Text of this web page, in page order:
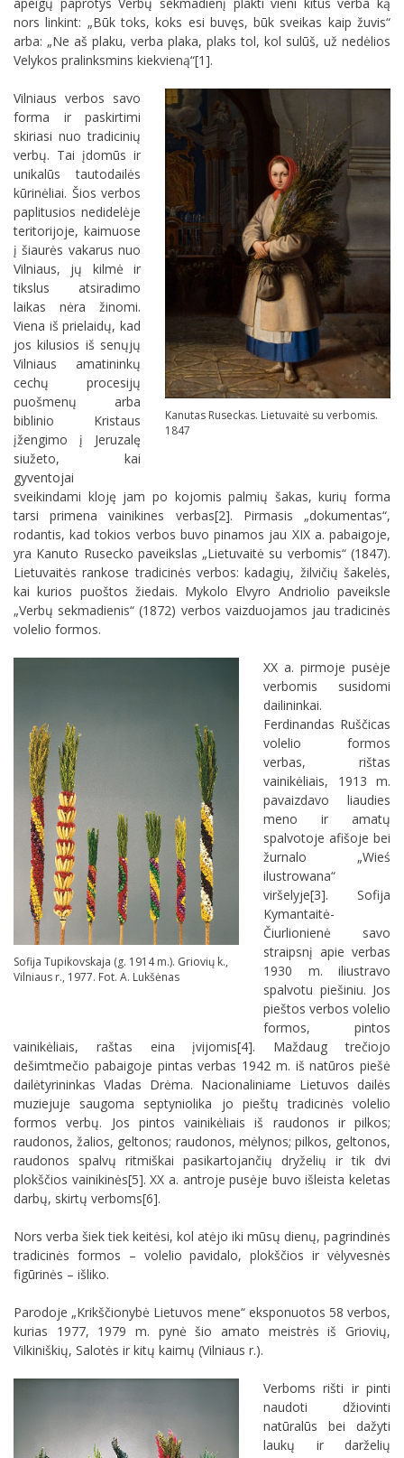
nors linkint: „Būk toks, koks esi buvęs, būk sveikas kaip žuvis“
arba: „Ne aš plaku, verba plaka, plaks tol, kol sulūš, už nedėlios
Velykos pralinksmins kiekvieną“[1].
Kanutas Ruseckas. Lietuvaitė su verbomis.
1847
Vilniaus verbos savo
forma ir paskirtimi
skiriasi nuo tradicinių
verbų. Tai įdomūs ir
unikalūs tautodailės
kūrinėliai. Šios verbos
paplitusios nedidelėje
teritorijoje, kaimuose
į šiaurės vakarus nuo
Vilniaus, jų kilmė ir
tikslus atsiradimo
laikas nėra žinomi.
Viena iš prielaidų, kad
jos kilusios iš senųjų
Vilniaus amatininkų
cechų procesijų
puošmenų arba
biblinio Kristaus
įžengimo į Jeruzalę
siužeto, kai
gyventojai
sveikindami kloję jam po kojomis palmių šakas, kurių forma
tarsi primena vainikines verbas[2]. Pirmasis „dokumentas“,
rodantis, kad tokios verbos buvo pinamos jau XIX a. pabaigoje,
yra Kanuto Rusecko paveikslas „Lietuvaitė su verbomis“ (1847).
Lietuvaitės rankose tradicinės verbos: kadagių, žilvičių šakelės,
kai kurios puoštos žiedais. Mykolo Elvyro Andriolio paveiksle
„Verbų sekmadienis“ (1872) verbos vaizduojamos jau tradicinės
volelio formos.
Sofija Tupikovskaja (g. 1914 m.). Griovių k.,
Vilniaus r., 1977. Fot. A. Lukšėnas
XX a. pirmoje pusėje
verbomis susidomi
dailininkai.
Ferdinandas Ruščicas
volelio formos
verbas, rištas
vainikėliais, 1913 m.
pavaizdavo liaudies
meno ir amatų
spalvotoje afišoje bei
žurnalo „Wieś
ilustrowana“
viršelyje[3]. Sofija
Kymantaitė-
Čiurlionienė savo
straipsnį apie verbas
1930 m. iliustravo
spalvotu piešiniu. Jos
pieštos verbos volelio
formos, pintos
vainikėliais, raštas eina įvijomis[4]. Maždaug trečiojo
dešimtmečio pabaigoje pintas verbas 1942 m. iš natūros piešė
dailėtyrininkas Vladas Drėma. Nacionaliniame Lietuvos dailės
muziejuje saugoma septyniolika jo pieštų tradicinės volelio
formos verbų. Jos pintos vainikėliais iš raudonos ir pilkos;
raudonos, žalios, geltonos; raudonos, mėlynos; pilkos, geltonos,
raudonos spalvų ritmiškai pasikartojančių dryželių ir tik dvi
plokščios vainikinės[5]. XX a. antroje pusėje buvo išleista keletas
darbų, skirtų verboms[6].
Nors verba šiek tiek keitėsi, kol atėjo iki mūsų dienų, pagrindinės
tradicinės formos – volelio pavidalo, plokščios ir vėlyvesnės
figūrinės – išliko.
Parodoje „Krikščionybė Lietuvos mene“ eksponuotos 58 verbos,
kurias 1977, 1979 m. pynė šio amato meistrės iš Griovių,
Vilkiniškių, Salotės ir kitų kaimų (Vilniaus r.).
Verboms rišti ir pinti
naudoti džiovinti
natūralūs bei dažyti
laukų ir darželių